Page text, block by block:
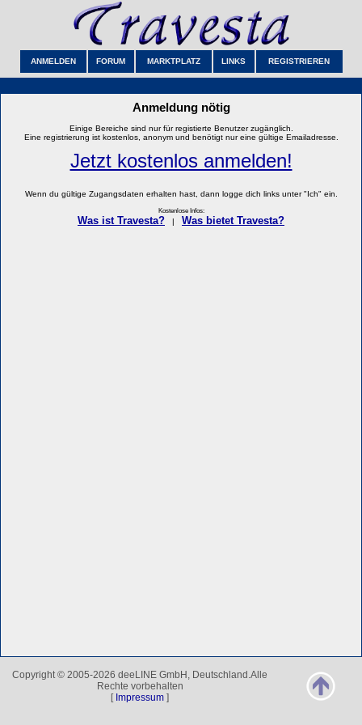
ANMELDEN FORUM MARKTPLATZ LINKS REGISTRIEREN
Anmeldung nötig
Einige Bereiche sind nur für registierte Benutzer zugänglich.
Eine registrierung ist kostenlos, anonym und benötigt nur eine gültige Emailadresse.
Jetzt kostenlos anmelden!
Wenn du gültige Zugangsdaten erhalten hast, dann logge dich links unter "Ich" ein.
Kostenlose Infos:
Was ist Travesta? Was bietet Travesta?
Copyright © 2005-2026 deeLINE GmbH, Deutschland.Alle
Rechte vorbehalten
[ Impressum ]